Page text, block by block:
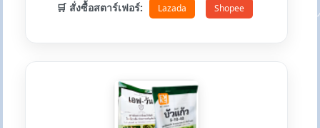
🛒 สั่งซื้อสตาร์เฟอร์: Lazada Shopee